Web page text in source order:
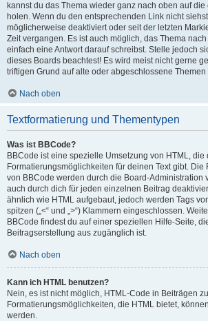
kannst du das Thema wieder ganz nach oben auf
holen. Wenn du den entsprechenden Link nicht
möglicherweise deaktiviert oder seit der letzten
Zeit vergangen. Es ist auch möglich, das Thema
einfach eine Antwort darauf schreibst. Stelle jedoch
dieses Boards beachtest! Es wird meist nicht gerne
triftigen Grund auf alte oder abgeschlossene
Nach oben
Textformatierung und Thementypen
Was ist BBCode?
BBCode ist eine spezielle Umsetzung von HTML, die
Formatierungsmöglichkeiten für deinen Text gibt. Die
von BBCode werden durch die Board-Administration
auch durch dich für jeden einzelnen Beitrag
ähnlich wie HTML aufgebaut, jedoch werden Tags von
spitzen („<“ und „>“) Klammern eingeschlossen.
BBCode findest du auf einer speziellen Hilfe-Seite,
Beitragserstellung aus zugänglich ist.
Nach oben
Kann ich HTML benutzen?
Nein, es ist nicht möglich, HTML-Code in Beiträgen
Formatierungsmöglichkeiten, die HTML bietet,
werden.